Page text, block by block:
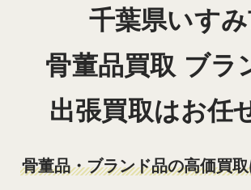
千葉県いす
骨董品買取 ブラ
出張買取はお任
骨董品・ブランド品の高価買